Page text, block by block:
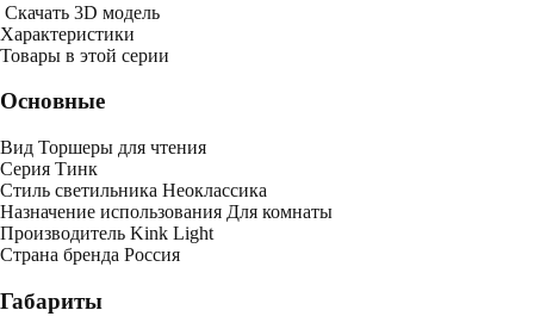
Скачать 3D модель
Характеристики
Товары в этой серии
Основные
Вид Торшеры для чтения
Серия Тинк
Стиль светильника Неоклассика
Назначение использования Для комнаты
Производитель Kink Light
Страна бренда Россия
Габариты